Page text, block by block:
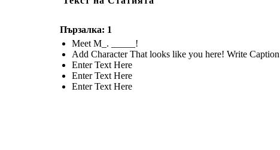
Пързалка: 1
Meet M_. _____!
Add Character That looks like you here! Write Caption
Enter Text Here
Enter Text Here
Enter Text Here